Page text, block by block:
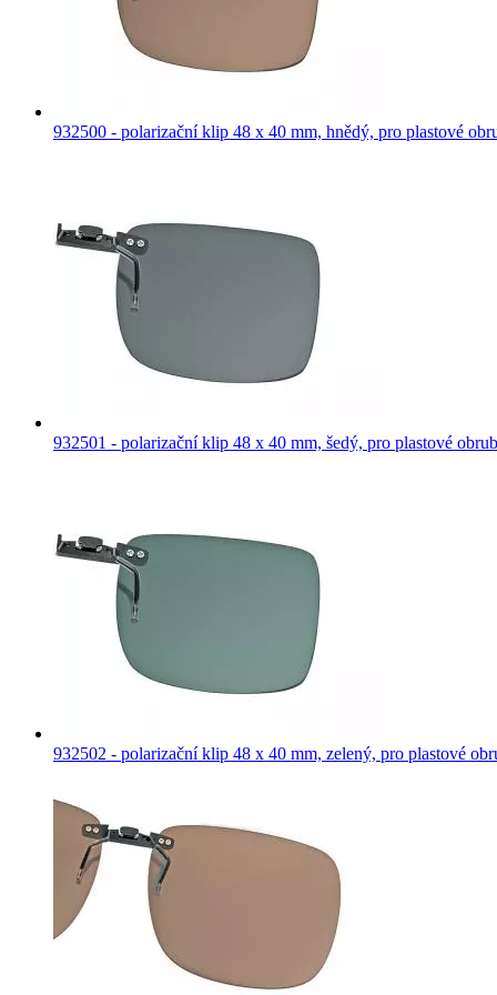
932500 - polarizační klip 48 x 40 mm, hnědý, pro plastové
932501 - polarizační klip 48 x 40 mm, šedý, pro plastové
932502 - polarizační klip 48 x 40 mm, zelený, pro plastové